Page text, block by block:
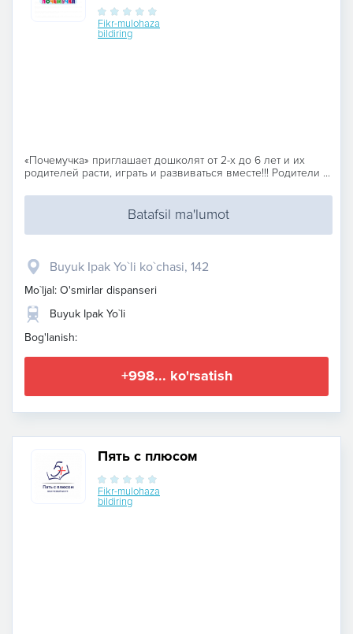
Fikr-mulohaza
bildiring
«Почемучка» приглашает дошколят от 2-х до 6 лет и их
родителей расти, играть и развиваться вместе!!! Родители ...
Batafsil ma'lumot
Buyuk Ipak Yo`li ko`chasi, 142
Mo`ljal: O'smirlar dispanseri
Buyuk Ipak Yo`li
Bog'lanish:
+998... ko'rsatish
Пять с плюсом
Fikr-mulohaza
bildiring